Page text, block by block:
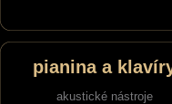
pianina a
akustické nástroje